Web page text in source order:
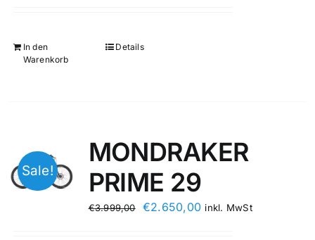
In den
Warenkorb
Details
Sale!
MONDRAKER
PRIME 29
€3.999,00 €2.650,00 inkl. MwSt